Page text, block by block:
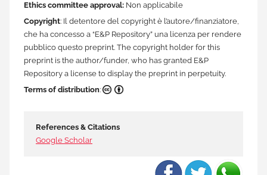
Ethics committee approval: Non applicabile
Copyright: Il detentore del copyright è l’autore/finanziatore,
che ha concesso a “E&P Repository” una licenza per rendere
pubblico questo preprint. The copyright holder for this
preprint is the author/funder, who has granted E&P
Repository a license to display the preprint in perpetuity.
Terms of distribution: CC BY
References & Citations
Google Scholar